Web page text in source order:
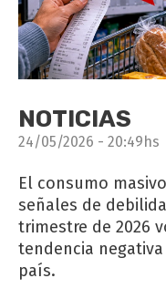
NOTICIAS
24/05/2026 - 20:49hs
El consumo
señales de
trimestre de 2026
tendencia
país.